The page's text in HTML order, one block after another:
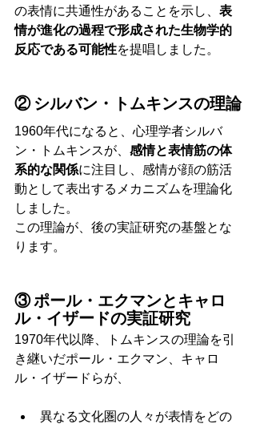
の表情に共通性があることを示し、 表
情が進化の過程で形成された生物学的
反応である可能性を提唱しました。
② シルバン・トムキンスの理論
1960年代になると、心理学者シルバ
ン・トムキンスが、 感情と表情筋の体
系的な関係に注目し、感情が顔の筋活
動として表出するメカニズムを理論化
しました。
この理論が、後の実証研究の基盤とな
ります。
③ ポール・エクマンとキャロ
ル・イザードの実証研究
1970年代以降、トムキンスの理論を引
き継いだポール・エクマン、キャロ
ル・イザードらが、
異なる文化圏の人々が表情をどの